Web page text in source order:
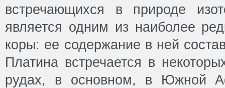
встречающихся в природе
является одним из наиболее
коры: ее содержание в ней
Платина встречается в
рудах, в основном, в Южной